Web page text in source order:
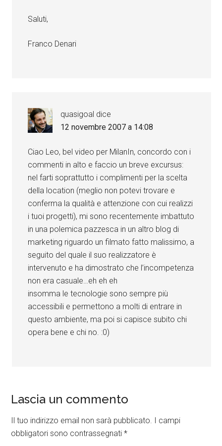
Saluti,
Franco Denari
quasigoal dice
12 novembre 2007 a 14:08
Ciao Leo, bel video per MilanIn, concordo con i
commenti in alto e faccio un breve excursus:
nel farti soprattutto i complimenti per la scelta
della location (meglio non potevi trovare e
conferma la qualità e attenzione con cui realizzi
i tuoi progetti), mi sono recentemente imbattuto
in una polemica pazzesca in un altro blog di
marketing riguardo un filmato fatto malissimo, a
seguito del quale il suo realizzatore è
intervenuto e ha dimostrato che l’incompetenza
non era casuale…eh eh eh
insomma le tecnologie sono sempre più
accessibili e permettono a molti di entrare in
questo ambiente, ma poi si capisce subito chi
opera bene e chi no. :0)
Lascia un commento
Il tuo indirizzo email non sarà pubblicato. I campi
obbligatori sono contrassegnati*